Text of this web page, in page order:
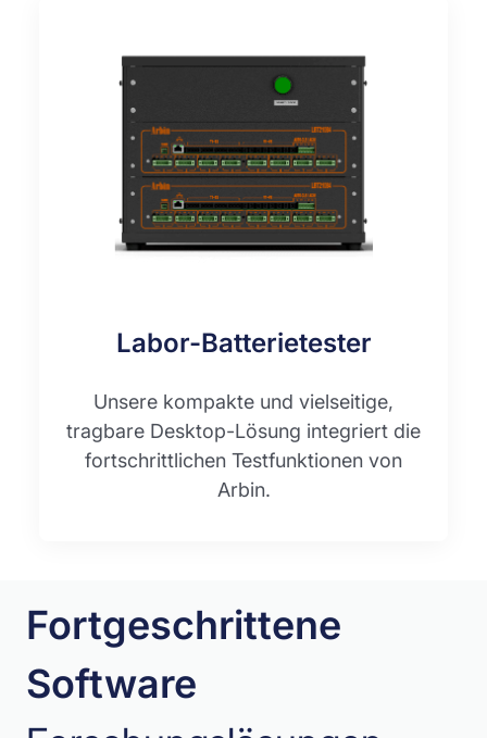
Labor-Batterietester
Unsere kompakte und vielseitige,
tragbare Desktop-Lösung integriert die
fortschrittlichen Testfunktionen von
Arbin.
Fortgeschrittene
Software